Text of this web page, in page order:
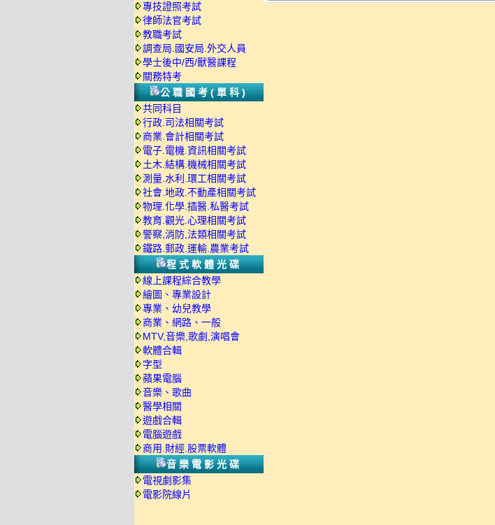
專技證照考試
律師法官考試
教職考試
調查局.國安局.外交人員
學士後中/西/獸醫課程
關務特考
公職國考(單科)
共同科目
行政.司法相關考試
商業.會計相關考試
電子.電機.資訊相關考試
土木.結構.機械相關考試
測量.水利.環工相關考試
社會.地政.不動產相關考試
物理.化學.插醫.私醫考試
教育.觀光.心理相關考試
警察,消防,法類相關考試
鐵路.郵政.運輸.農業考試
程式軟體光碟
線上課程綜合教學
繪圖、專業設計
專業、幼兒教學
商業、網路、一般
MTV,音樂,歌劇,演唱會
軟體合輯
字型
蘋果電腦
音樂、歌曲
醫學相關
遊戲合輯
電腦遊戲
商用.財經.股票軟體
音樂電影光碟
電視劇影集
電影院線片